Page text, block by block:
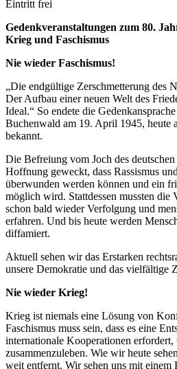
Eintritt frei
Gedenkveranstaltungen zum 80.
Krieg und Faschismus
Nie wieder Faschismus!
„Die endgültige Zerschmetterung des
Der Aufbau einer neuen Welt des
Ideal.“ So endete die
Buchenwald am 19. April 1945, heute
bekannt.
Die Befreiung vom Joch des
Hoffnung geweckt, dass Rassismus
überwunden werden können und ein
möglich wird. Stattdessen mussten die
schon bald wieder Verfolgung und
erfahren. Und bis heute werden
diffamiert.
Aktuell sehen wir das Erstarken
unsere Demokratie und das vielfältige
Nie wieder Krieg!
Krieg ist niemals eine Lösung von
Faschismus muss sein, dass es eine
internationale Kooperationen
zusammenzuleben. Wie wir heute
weit entfernt. Wir sehen uns mit